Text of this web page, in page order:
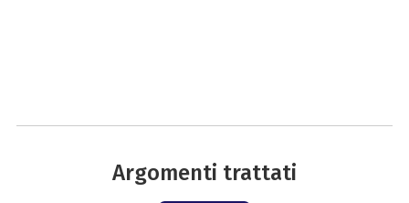
Argomenti trattati